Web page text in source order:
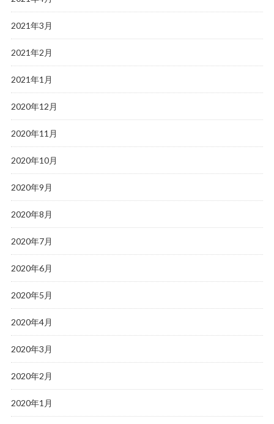
2021年3月
2021年2月
2021年1月
2020年12月
2020年11月
2020年10月
2020年9月
2020年8月
2020年7月
2020年6月
2020年5月
2020年4月
2020年3月
2020年2月
2020年1月